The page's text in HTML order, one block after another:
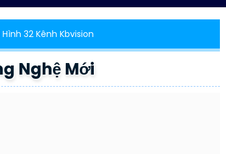
32 Kênh Kbvision
Nghệ Mới